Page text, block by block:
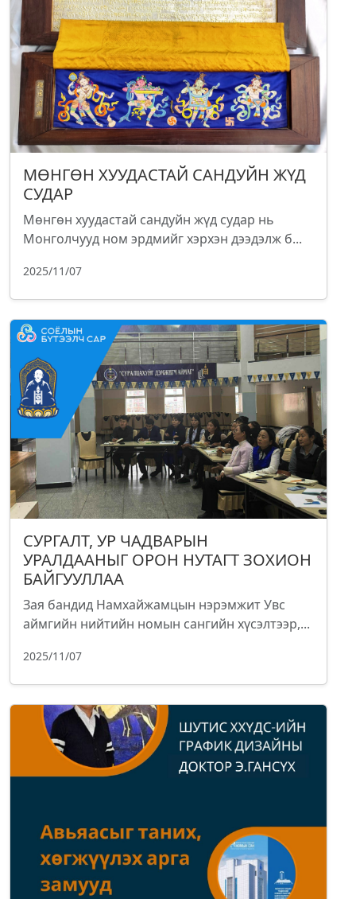
МӨНГӨН ХУУДАСТАЙ САНДУЙН ЖҮД
СУДАР
Мөнгөн хуудастай сандуйн жүд судар нь
Монголчууд ном эрдмийг хэрхэн дээдэлж б...
2025/11/07
СУРГАЛТ, УР ЧАДВАРЫН
УРАЛДААНЫГ ОРОН НУТАГТ ЗОХИОН
БАЙГУУЛЛАА
Зая бандид Намхайжамцын нэрэмжит Увс
аймгийн нийтийн номын сангийн хүсэлтээр,...
2025/11/07